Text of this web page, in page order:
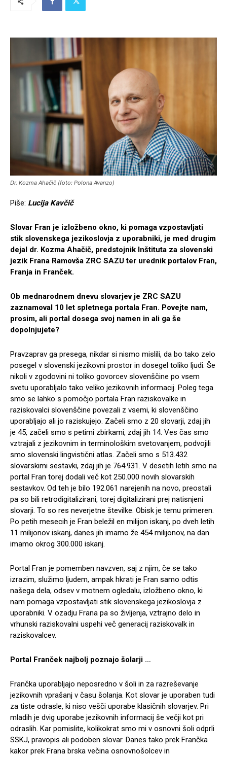
Dr. Kozma Ahačič (foto: Polona Avanzo)
Piše: Lucija Kavčič
Slovar Fran je izložbeno okno, ki pomaga vzpostavljati
stik slovenskega jezikoslovja z uporabniki, je med drugim
dejal dr. Kozma Ahačič, predstojnik Inštituta za slovenski
jezik Frana Ramovša ZRC SAZU ter urednik portalov Fran,
Franja in Franček.
Ob mednarodnem dnevu slovarjev je ZRC SAZU
zaznamoval 10 let spletnega portala Fran. Povejte nam,
prosim, ali portal dosega svoj namen in ali ga še
dopolnjujete?
Pravzaprav ga presega, nikdar si nismo mislili, da bo tako zelo
posegel v slovenski jezikovni prostor in dosegel toliko ljudi. Še
nikoli v zgodovini ni toliko govorcev slovenščine po vsem
svetu uporabljalo tako veliko jezikovnih informacij. Poleg tega
smo se lahko s pomočjo portala Fran raziskovalke in
raziskovalci slovenščine povezali z vsemi, ki slovenščino
uporabljajo ali jo raziskujejo. Začeli smo z 20 slovarji, zdaj jih
je 45, začeli smo s petimi zbirkami, zdaj jih 14. Ves čas smo
vztrajali z jezikovnim in terminološkim svetovanjem, podvojili
smo slovenski lingvistični atlas. Začeli smo s 513.432
slovarskimi sestavki, zdaj jih je 764.931. V desetih letih smo na
portal Fran torej dodali več kot 250.000 novih slovarskih
sestavkov. Od teh je bilo 192.061 narejenih na novo, preostali
pa so bili retrodigitalizirani, torej digitalizirani prej natisnjeni
slovarji. To so res neverjetne številke. Obisk je temu primeren.
Po petih mesecih je Fran beležil en milijon iskanj, po dveh letih
11 milijonov iskanj, danes jih imamo že 454 milijonov, na dan
imamo okrog 300.000 iskanj.
Portal Fran je pomemben navzven, saj z njim, če se tako
izrazim, služimo ljudem, ampak hkrati je Fran samo odtis
našega dela, odsev v motnem ogledalu, izložbeno okno, ki
nam pomaga vzpostavljati stik slovenskega jezikoslovja z
uporabniki. V ozadju Frana pa so življenja, vztrajno delo in
vrhunski raziskovalni uspehi več generacij raziskovalk in
raziskovalcev.
Portal Franček najbolj poznajo šolarji …
Frančka uporabljajo neposredno v šoli in za razreševanje
jezikovnih vprašanj v času šolanja. Kot slovar je uporaben tudi
za tiste odrasle, ki niso vešči uporabe klasičnih slovarjev. Pri
mladih je dvig uporabe jezikovnih informacij še večji kot pri
odraslih. Kar pomislite, kolikokrat smo mi v osnovni šoli odprli
SSKJ, pravopis ali podoben slovar. Danes tako prek Frančka
kakor prek Frana brska večina osnovnošolcev in